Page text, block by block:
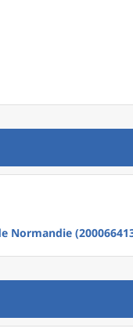
Normandie